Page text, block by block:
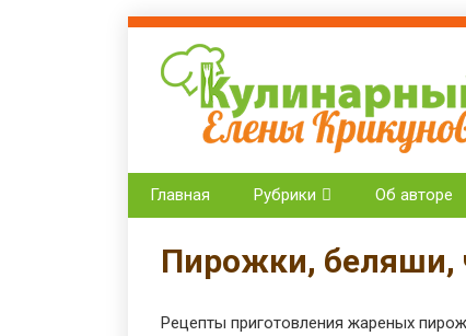
Кулинарный блог
Проверенные рецепты с фото для
Главная Рубрики Об авторе
Пирожки, беляши,
Рецепты приготовления жареных